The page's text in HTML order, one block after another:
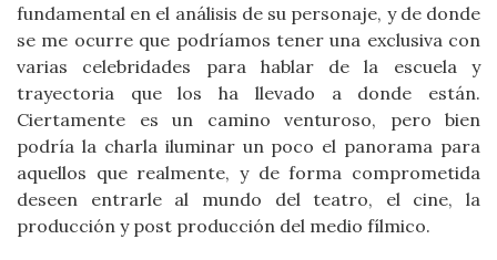
fundamental en el análisis de su personaje, y de donde
se me ocurre que podríamos tener una exclusiva con
varias celebridades para hablar de la escuela y
trayectoria que los ha llevado a donde están.
Ciertamente es un camino venturoso, pero bien
podría la charla iluminar un poco el panorama para
aquellos que realmente, y de forma comprometida
deseen entrarle al mundo del teatro, el cine, la
producción y post producción del medio fílmico.